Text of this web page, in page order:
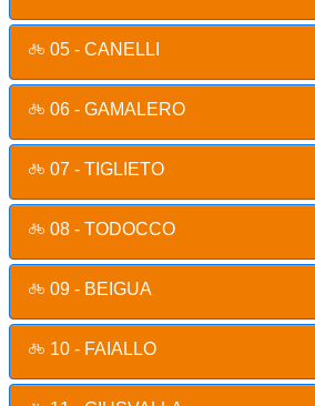
05 - CANELLI
06 - GAMALERO
07 - TIGLIETO
08 - TODOCCO
09 - BEIGUA
10 - FAIALLO